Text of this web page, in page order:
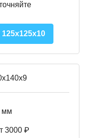
мм
3000 ₽